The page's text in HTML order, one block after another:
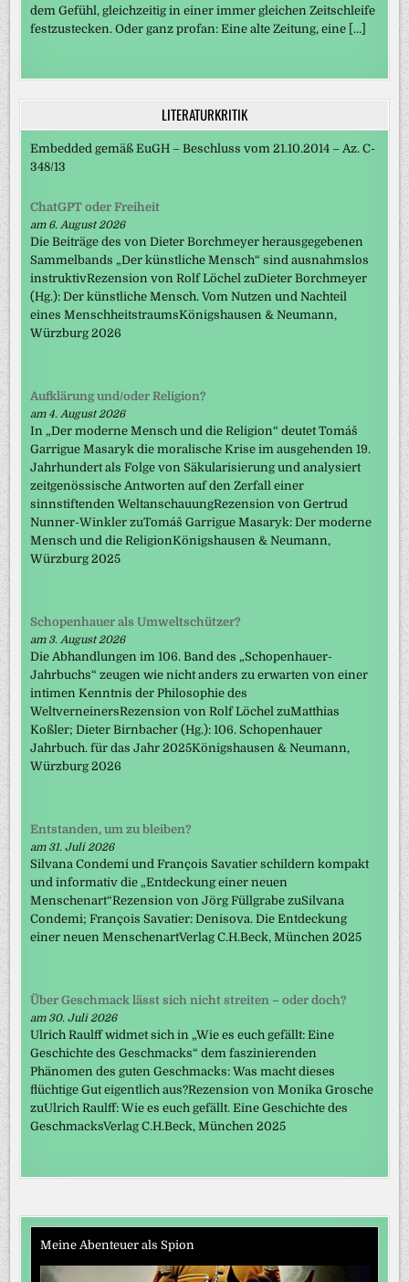
dem Gefühl, gleichzeitig in einer immer gleichen Zeitschleife
festzustecken. Oder ganz profan: Eine alte Zeitung, eine […]
LITERATURKRITIK
Embedded gemäß EuGH – Beschluss vom 21.10.2014 – Az. C-
348/13
ChatGPT oder Freiheit
am 6. August 2026
Die Beiträge des von Dieter Borchmeyer herausgegebenen
Sammelbands „Der künstliche Mensch“ sind ausnahmslos
instruktivRezension von Rolf Löchel zuDieter Borchmeyer
(Hg.): Der künstliche Mensch. Vom Nutzen und Nachteil
eines MenschheitstraumsKönigshausen & Neumann,
Würzburg 2026
Aufklärung und/oder Religion?
am 4. August 2026
In „Der moderne Mensch und die Religion“ deutet Tomáš
Garrigue Masaryk die moralische Krise im ausgehenden 19.
Jahrhundert als Folge von Säkularisierung und analysiert
zeitgenössische Antworten auf den Zerfall einer
sinnstiftenden WeltanschauungRezension von Gertrud
Nunner-Winkler zuTomáš Garrigue Masaryk: Der moderne
Mensch und die ReligionKönigshausen & Neumann,
Würzburg 2025
Schopenhauer als Umweltschützer?
am 3. August 2026
Die Abhandlungen im 106. Band des „Schopenhauer-
Jahrbuchs“ zeugen wie nicht anders zu erwarten von einer
intimen Kenntnis der Philosophie des
WeltverneinersRezension von Rolf Löchel zuMatthias
Koßler; Dieter Birnbacher (Hg.): 106. Schopenhauer
Jahrbuch. für das Jahr 2025Königshausen & Neumann,
Würzburg 2026
Entstanden, um zu bleiben?
am 31. Juli 2026
Silvana Condemi und François Savatier schildern kompakt
und informativ die „Entdeckung einer neuen
Menschenart“Rezension von Jörg Füllgrabe zuSilvana
Condemi; François Savatier: Denisova. Die Entdeckung
einer neuen MenschenartVerlag C.H.Beck, München 2025
Über Geschmack lässt sich nicht streiten – oder doch?
am 30. Juli 2026
Ulrich Raulff widmet sich in „Wie es euch gefällt: Eine
Geschichte des Geschmacks“ dem faszinierenden
Phänomen des guten Geschmacks: Was macht dieses
flüchtige Gut eigentlich aus?Rezension von Monika Grosche
zuUlrich Raulff: Wie es euch gefällt. Eine Geschichte des
GeschmacksVerlag C.H.Beck, München 2025
Meine Abenteuer als Spion